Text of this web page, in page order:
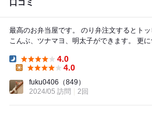
口コミ
最高のお弁当屋です。 のり弁注文するとトッピングでおかか、シャケ、
こんぶ、ツナマヨ、明太子ができます。 更に食べログクーポン提示によ
Dinner:
4.0
4.0
fuku0406 （849）
2024/05 訪問
2回